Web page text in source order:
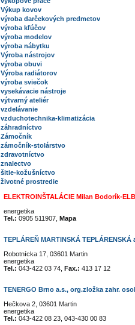
Výkup kovov
výroba darčekových predmetov
výroba kľúčov
výroba modelov
výroba nábytku
Výroba nástrojov
výroba obuvi
Výroba radiátorov
výroba sviečok
vysekávacie nástroje
výtvarný ateliér
vzdelávanie
vzduchotechnika-klimatizácia
záhradníctvo
Zámočník
zámočník-stolárstvo
zdravotníctvo
znalectvo
šitie-kožušníctvo
životné prostredie
ELEKTROINŠTALÁCIE Milan Bodorík-
energetika
Tel.: 0905 511907, Mapa
TEPLÁREŇ MARTINSKÁ TEPLÁRENSKÁ
Robotnícka 17, 03601 Martin
energetika
Tel.: 043-422 03 74, Fax.: 413 17 12
TENERGO Brno a.s., org.zložka zahr.
Hečkova 2, 03601 Martin
energetika
Tel.: 043-422 08 23, 043-430 00 83